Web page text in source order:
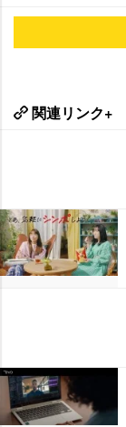
関連リンク+